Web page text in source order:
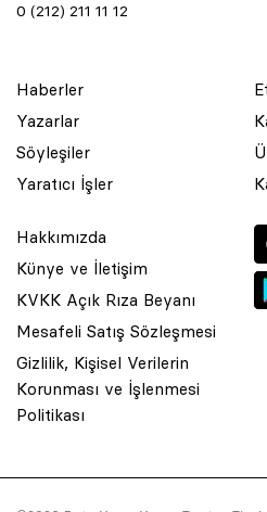
0 (212) 211 11 12
Haberler
Yazarlar
Söyleşiler
Yaratıcı İşler
Hakkımızda
Künye ve İletişim
KVKK Açık Rıza Beyanı
Mesafeli Satış Sözleşmesi
Gizlilik, Kişisel Verilerin
Korunması ve İşlenmesi
Politikası
© 2001 Rota Yayın Yapım Tanıtım
Asquared WordPress Agency